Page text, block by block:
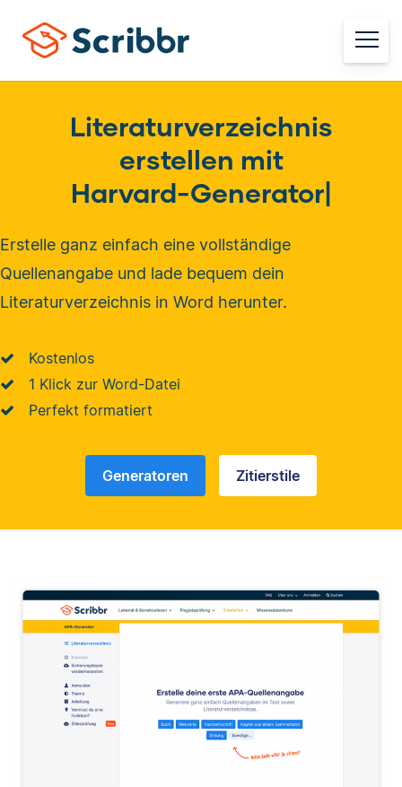
Literaturverzeichnis
erstellen mit
Harvard-Generator|
Erstelle ganz einfach eine vollständige
Quellenangabe und lade bequem dein
Literaturverzeichnis in Word herunter.
Kostenlos
1 Klick zur Word-Datei
Perfekt formatiert
Generatoren Zitierstile